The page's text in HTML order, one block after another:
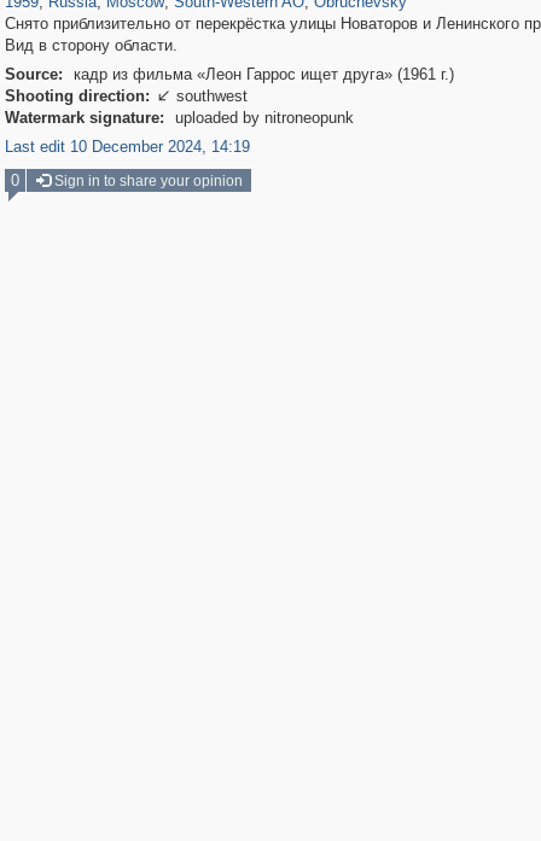
Снято приблизительно от перекрёстка улицы Новаторов и Ленинского
Вид в сторону области.
Source:
кадр из фильма «Леон Гаррос ищет друга» (1961 г.)
Shooting direction:  southwest
Watermark signature:
uploaded by nitroneopunk
Last edit 10 December 2024, 14:19
0
Sign in to share your opinion